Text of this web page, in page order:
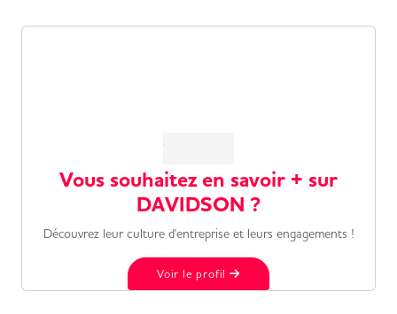
Vous souhaitez en savoir + sur
DAVIDSON ?
Découvrez leur culture d'entreprise et leurs engagements !
Voir le profil